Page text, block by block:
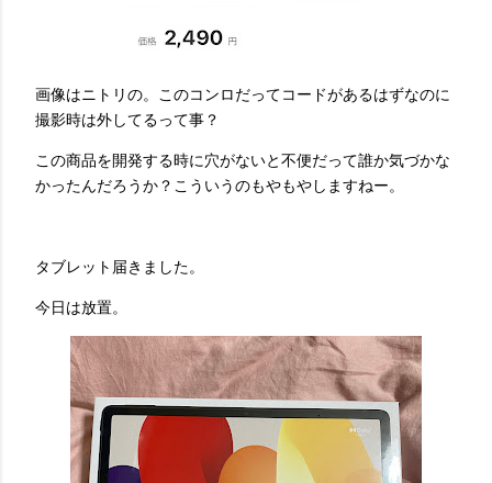
画像はニトリの。このコンロだってコードがあるはずなのに
撮影時は外してるって事？
この商品を開発する時に穴がないと不便だって誰か気づかな
かったんだろうか？こういうのもやもやしますねー。
タブレット届きました。
今日は放置。